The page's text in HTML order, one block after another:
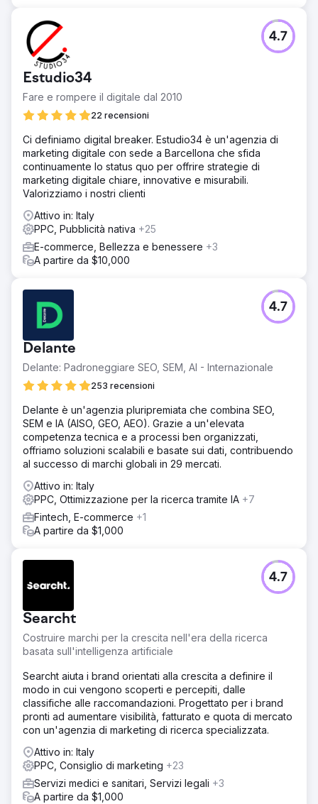
parole chiave di conversione. Insieme all'ottimizzazione
del percorso del visitatore sul sito web e a un onboarding
ben strutturato nell'applicazione, abbiamo raggiunto la
ricetta per una crescita redditizia.
Risultato
- Aumento del tasso di attivazione del 700% in 2 anni -
Crescita costante del traffico e della quota di utenti attivi
tramite ricerca organica (SEO) - Miglioramento del tasso
di conversione tramite l'ottimizzazione del sito web e
dell'applicazione - Riduzione del 90% del costo per
acquisizione cliente tramite Google Ads - Crescita
costante delle vendite mensili negli ultimi due anni
Estudio34
Fare e rompere il digitale dal 2010
22 recensioni
4.7
Ci definiamo digital breaker. Estudio34 è un'agenzia di
marketing digitale con sede a Barcellona che sfida
continuamente lo status quo per offrire strategie di
marketing digitale chiare, innovative e misurabili.
Valorizziamo i nostri clienti
Attivo in: Italy
PPC, Pubblicità nativa +25
E-commerce, Bellezza e benessere +3
A partire da $10,000
Delante
Delante: Padroneggiare SEO, SEM, AI - Internazionale
253 recensioni
4.7
Delante è un'agenzia pluripremiata che combina SEO,
SEM e IA (AISO, GEO, AEO). Grazie a un'elevata
competenza tecnica e a processi ben organizzati,
offriamo soluzioni scalabili e basate sui dati, contribuendo
al successo di marchi globali in 29 mercati.
Attivo in: Italy
PPC, Ottimizzazione per la ricerca tramite IA +7
Fintech, E-commerce +1
A partire da $1,000
Searcht
Costruire marchi per la crescita nell'era della ricerca
basata sull'intelligenza artificiale
4.7
Searcht aiuta i brand orientati alla crescita a definire il
modo in cui vengono scoperti e percepiti, dalle
classifiche alle raccomandazioni. Progettato per i brand
pronti ad aumentare visibilità, fatturato e quota di mercato
con un'agenzia di marketing di ricerca specializzata.
Attivo in: Italy
PPC, Consiglio di marketing +23
Servizi medici e sanitari, Servizi legali +3
A partire da $1,000